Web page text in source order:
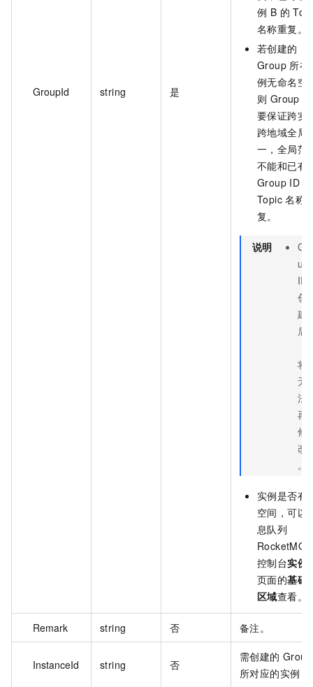
GroupId string 是
例 B 的
名称重复。
若创建的
Group 所在
例无命名空
则 Group
要保证跨实
跨地域全局
一，全局范
不能和已有
Group ID 或
Topic 名称
复。
说明
up
ID
创
建
后
将
无
法
再
修
改
。
实例是否有
空间，可以
息队列
RocketMQ
控制台实例
页面的基础
区域查看。
Remark string 否 备注。
InstanceId string 否
需创建的
所对应的实例